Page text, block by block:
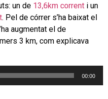
un de 13,6km corrent i un
. Pel de córrer s’ha baixat el
augmentat el de
3 km, com explicava
00:00